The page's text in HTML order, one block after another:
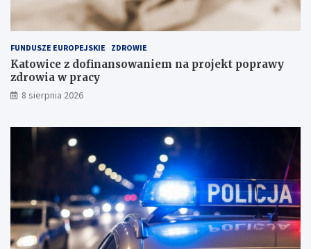
k
d
o
w
i
u
c
FUNDUSZE EUROPEJSKIE ZDROWIE
Katowice z dofinansowaniem na projekt poprawy
zdrowia w pracy
8 sierpnia 2026